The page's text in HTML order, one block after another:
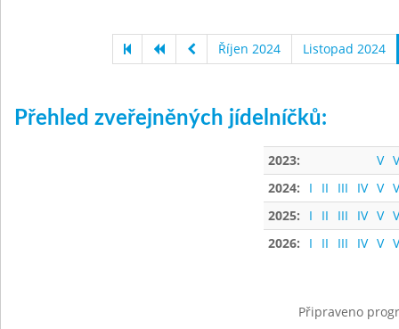
Říjen 2024 Listopad 2024
Přehled zveřejněných jídelníčků:
2023: V
2024:
I II III IV V
2025:
I II III IV V
2026:
I II III IV V
Připraveno